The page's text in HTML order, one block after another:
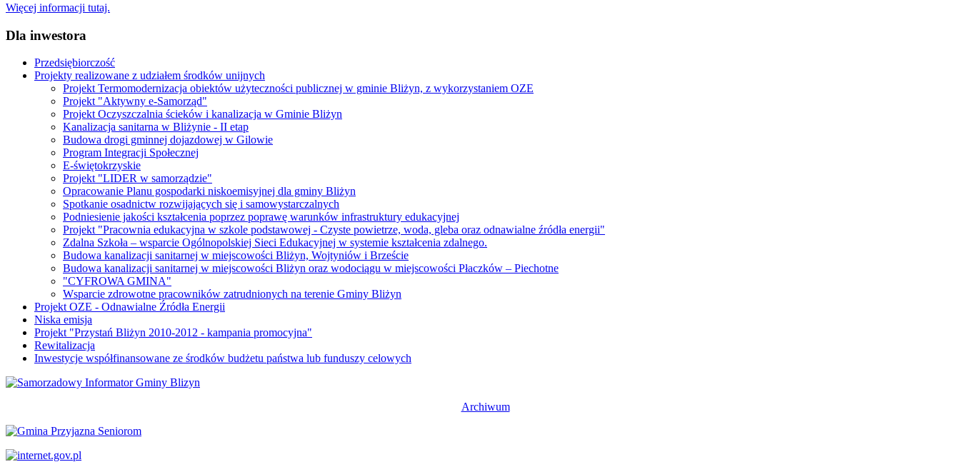
Więcej informacji tutaj.
Dla inwestora
Przedsiębiorczość
Projekty realizowane z udziałem środków unijnych
Projekt Termomodernizacja obiektów użyteczności publicznej w gminie Bliżyn, z wykorzystaniem OZE
Projekt "Aktywny e-Samorząd"
Projekt Oczyszczalnia ścieków i kanalizacja w Gminie Bliżyn
Kanalizacja sanitarna w Bliżynie - II etap
Budowa drogi gminnej dojazdowej w Gilowie
Program Integracji Społecznej
E-świętokrzyskie
Projekt "LIDER w samorządzie"
Opracowanie Planu gospodarki niskoemisyjnej dla gminy Bliżyn
Spotkanie osadnictw rozwijających się i samowystarczalnych
Podniesienie jakości kształcenia poprzez poprawę warunków infrastruktury edukacyjnej
Projekt "Pracownia edukacyjna w szkole podstawowej - Czyste powietrze, woda, gleba oraz odnawialne źródła energii"
Zdalna Szkoła – wsparcie Ogólnopolskiej Sieci Edukacyjnej w systemie kształcenia zdalnego.
Budowa kanalizacji sanitarnej w miejscowości Bliżyn, Wojtyniów i Brzeście
Budowa kanalizacji sanitarnej w miejscowości Bliżyn oraz wodociągu w miejscowości Płaczków – Piechotne
"CYFROWA GMINA"
Wsparcie zdrowotne pracowników zatrudnionych na terenie Gminy Bliżyn
Projekt OZE - Odnawialne Źródła Energii
Niska emisja
Projekt "Przystań Bliżyn 2010-2012 - kampania promocyjna"
Rewitalizacja
Inwestycje współfinansowane ze środków budżetu państwa lub funduszy celowych
Archiwum